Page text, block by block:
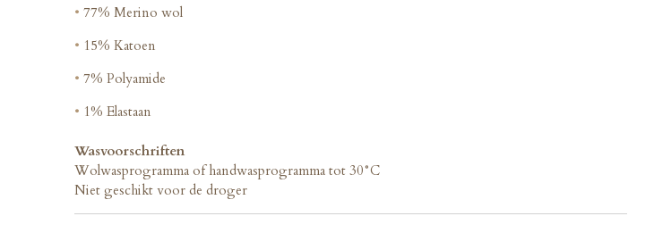
• 77% Merino wol
• 15% Katoen
• 7% Polyamide
• 1% Elastaan
Wasvoorschriften
Wolwasprogramma of handwasprogramma tot 30°C
Niet geschikt voor de droger